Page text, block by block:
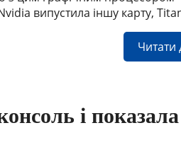
випустила іншу карту,
Читати
і показала